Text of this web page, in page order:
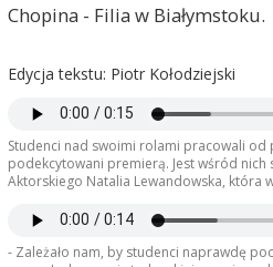
Chopina - Filia w Białymstoku.
Edycja tekstu: Piotr Kołodziejski
Studenci nad swoimi rolami pracowali od
podekcytowani premierą. Jest wśród nich
Aktorskiego Natalia Lewandowska, która
- Zależało nam, by studenci naprawdę